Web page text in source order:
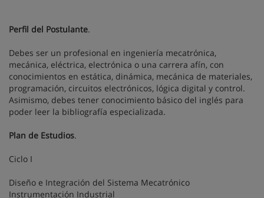
Perfil del Postulante.
Debes ser un profesional en ingeniería mecatrónica,
mecánica, eléctrica, electrónica o una carrera afín, con
conocimientos en estática, dinámica, mecánica de materiales,
programación, circuitos electrónicos, lógica digital y control.
Asimismo, debes tener conocimiento básico del inglés para
poder leer la bibliografía especializada.
Plan de Estudios.
Ciclo I
Diseño e Integración del Sistema Mecatrónico
Instrumentación Industrial